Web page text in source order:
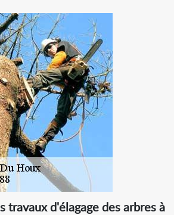
travaux d'élagage des arbres à